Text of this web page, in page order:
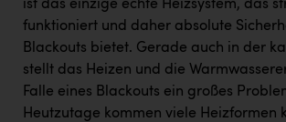
ist das einzige echte Heizsystem, das
funktioniert und daher absolute
Blackouts bietet. Gerade auch in der
stellt das Heizen und die
Falle eines Blackouts ein großes
Heutzutage kommen viele Heizformen